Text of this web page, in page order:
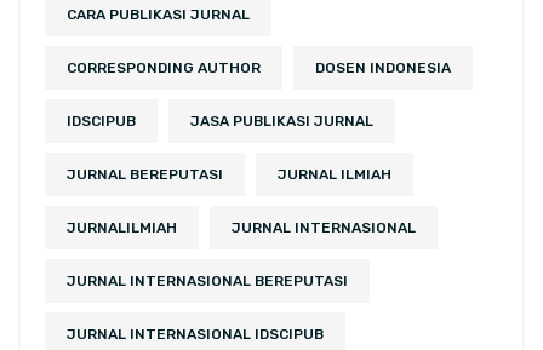
CARA PUBLIKASI JURNAL
CORRESPONDING AUTHOR DOSEN INDONESIA
IDSCIPUB JASA PUBLIKASI JURNAL
JURNAL BEREPUTASI JURNAL ILMIAH
JURNALILMIAH JURNAL INTERNASIONAL
JURNAL INTERNASIONAL BEREPUTASI
JURNAL INTERNASIONAL IDSCIPUB